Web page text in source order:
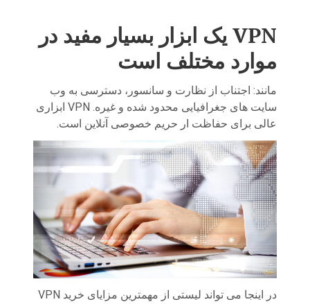
VPN یک ابزار بسیار مفید در
موارد مختلف است
مانند: اجتناب از نظارت و سانسور، دسترسی به وب
سایت های جغرافیایی محدود شده و غیره. VPN ابزاری
عالی برای حفاظت ار حریم خصوصی آنلاین است.
در اینجا می تواند لیستی از مهمترین مزایای خرید VPN